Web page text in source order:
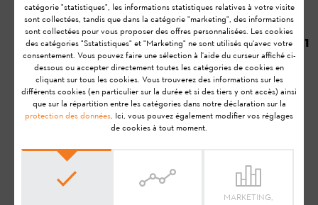
Pendant la tonte,
les animaux de
compagnie
peuvent-ils rester
dans la zone de
tonte ?
STIHL RMI 422 (VIKING MI 422)
STIHL RMI 422 P (VIKING MI 422 P)
mise à
jour
25/06/2021
FAQ
Utilisation
catégorie "statistiques", les informations statistiques relatives à votre visite
sont collectées, tandis que dans la catégorie "marketing", des informations
sont collectées pour vous proposer des offres personnalisées. Les cookies
des catégories "Sstatistiques" et "Marketing" ne sont utilisés qu'avec votre
consentement. Vous pouvez faire une sélection à l'aide du curseur affiché ci-
dessous ou accepter directement toutes les catégories de cookies en
cliquant sur tous les cookies. Vous trouverez des informations sur les
différents cookies (en particulier sur la durée et si des tiers y ont accès) ainsi
que sur la répartition entre les catégories dans notre déclaration sur la
protection des données. Ici, vous pouvez également modifier vos réglages
de cookies à tout moment.
MARKETING,